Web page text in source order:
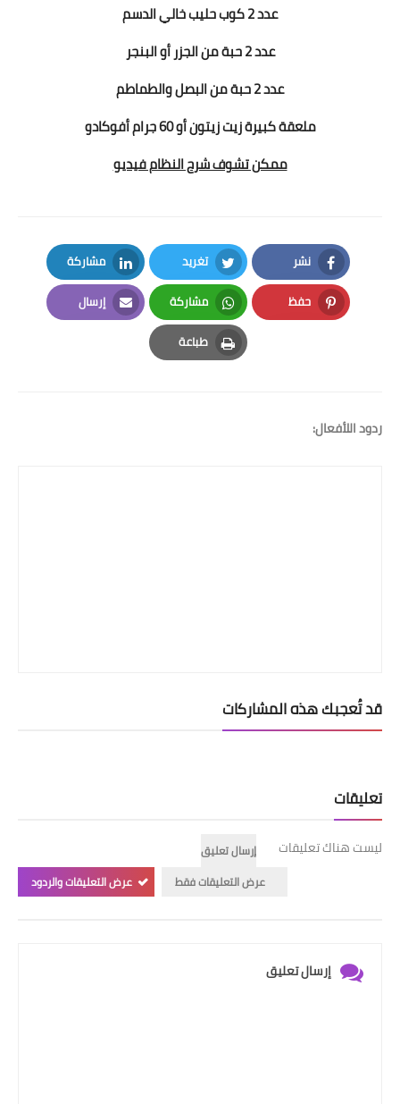
عدد 2 كوب حليب خالي الدسم
عدد 2 حبة من الجزر أو البنجر
عدد 2 حبة من البصل والطماطم
ملعقة كبيرة زيت زيتون أو 60 جرام أفوكادو
ممكن تشوف شرح النظام فيديو
نشر
Facebook
تغريد
Twitter
مشاركة
LinkedIn
حفظ
Pinterest
مشاركة
Whatsapp
إرسال
Email
طباعة
Print
ردود اللأفعال:
قد تُعجبك هذه المشاركات
تعليقات
ليست هناك تعليقات
إرسال تعليق
عرض التعليقات فقط
عرض التعليقات والردود
إرسال تعليق